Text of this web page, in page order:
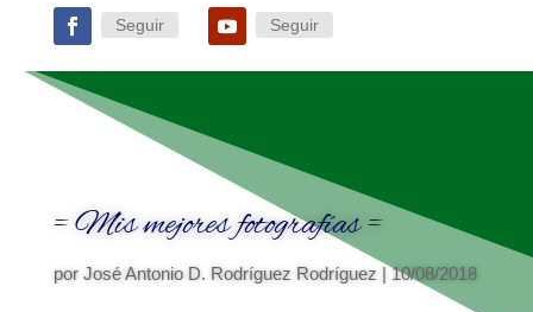
Seguir Seguir
= Mis mejores fotografías =
por José Antonio D. Rodríguez Rodríguez |10/08/2018